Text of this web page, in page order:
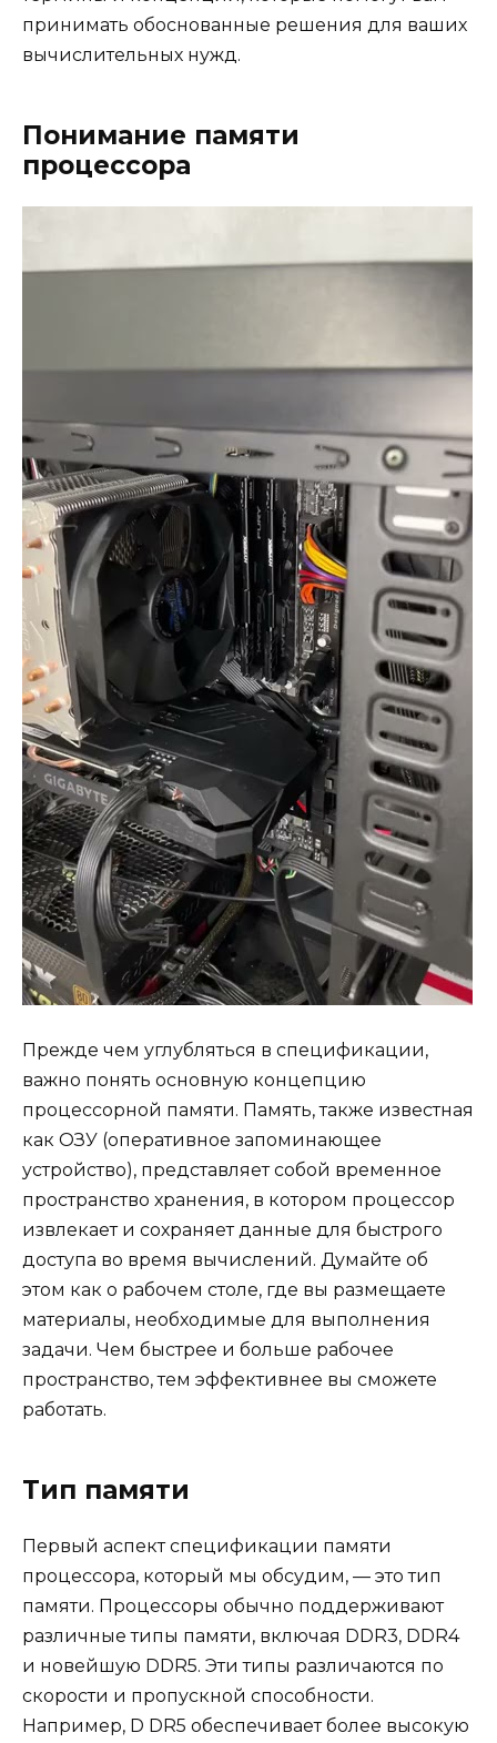
принимать обоснованные решения для ваших
вычислительных нужд.
Понимание памяти
процессора
Прежде чем углубляться в спецификации,
важно понять основную концепцию
процессорной памяти. Память, также известная
как ОЗУ (оперативное запоминающее
устройство), представляет собой временное
пространство хранения, в котором процессор
извлекает и сохраняет данные для быстрого
доступа во время вычислений. Думайте об
этом как о рабочем столе, где вы размещаете
материалы, необходимые для выполнения
задачи. Чем быстрее и больше рабочее
пространство, тем эффективнее вы сможете
работать.
Тип памяти
Первый аспект спецификации памяти
процессора, который мы обсудим, — это тип
памяти. Процессоры обычно поддерживают
различные типы памяти, включая DDR3, DDR4
и новейшую DDR5. Эти типы различаются по
скорости и пропускной способности.
Например, D DR5 обеспечивает более высокую